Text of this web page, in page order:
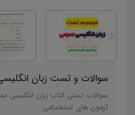
سوالات و تست زبان
سوالات تستی کتاب زبان انگلیسی
آزمون های استخدامی